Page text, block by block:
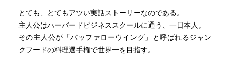
とても、とてもアツい実話ストーリーなのである。
主人公はハーバードビジネススクールに通う、一日本人。
その主人公が「バッファローウイング」と呼ばれるジャン
クフードの料理選手権で世界一を目指す。